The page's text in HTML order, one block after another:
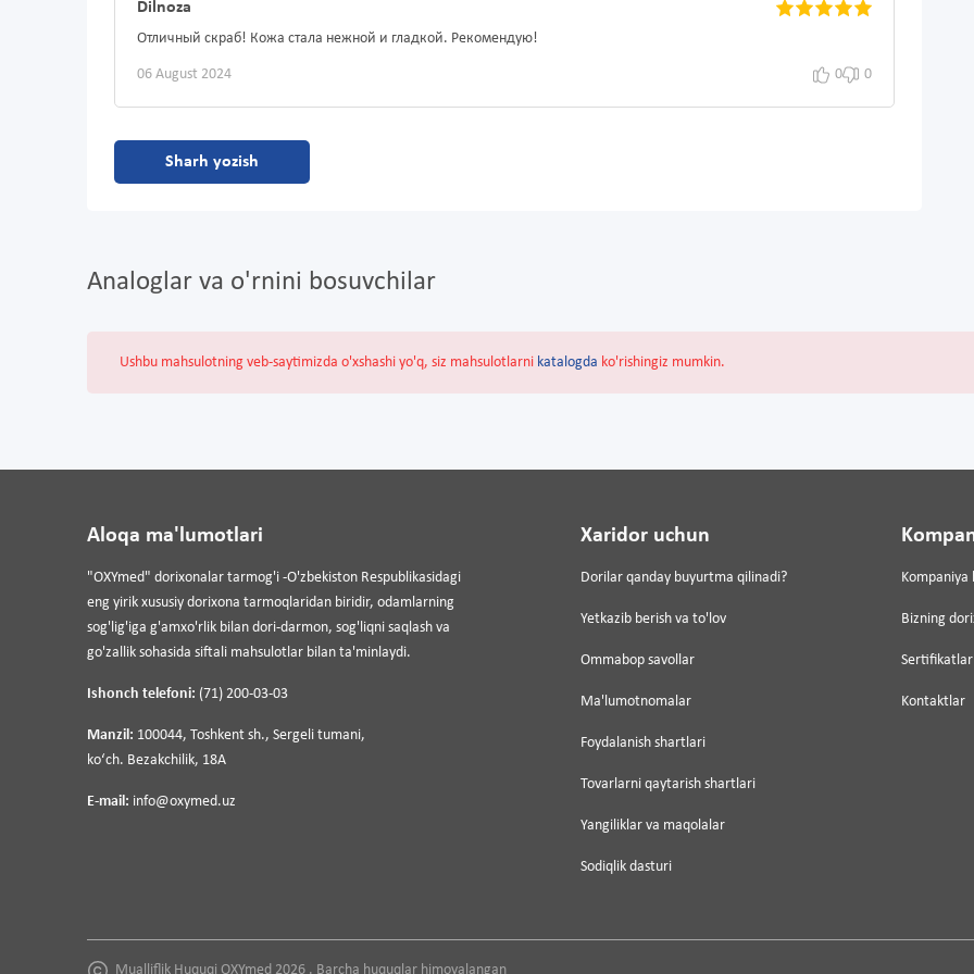
Dilnoza
Отличный скраб! Кожа стала нежной и гладкой. Рекомендую!
06 August 2024 0 0
Sharh yozish
Analoglar va o'rnini bosuvchilar
Ushbu mahsulotning veb-saytimizda o'xshashi yo'q, siz mahsulotlarni katalogda ko'rishingiz mumkin.
Aloqa ma'lumotlari
"OXYmed" dorixonalar tarmog'i -O'zbekiston Respublikasidagi
eng yirik xususiy dorixona tarmoqlaridan biridir, odamlarning
sog'lig'iga g'amxo'rlik bilan dori-darmon, sog'liqni saqlash va
go'zallik sohasida siftali mahsulotlar bilan ta'minlaydi.
Ishonch telefoni: (71) 200-03-03
Manzil: 100044, Toshkent sh., Sergeli tumani,
koʻch. Bezakchilik, 18A
E-mail: info@oxymed.uz
Xaridor uchun
Dorilar qanday buyurtma qilinadi?
Yetkazib berish va to'lov
Ommabop savollar
Ma'lumotnomalar
Foydalanish shartlari
Tovarlarni qaytarish shartlari
Yangiliklar va maqolalar
Sodiqlik dasturi
Kompaniya
Bizning
Sertifikatlar
Kontaktlar
Mualliflik Huquqi OXYmed 2026 . Barcha huquqlar himoyalangan